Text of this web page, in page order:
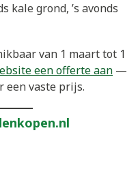
kale grond, ’s avonds
van 1 maart tot 1
een offerte aan —
een vaste prijs.